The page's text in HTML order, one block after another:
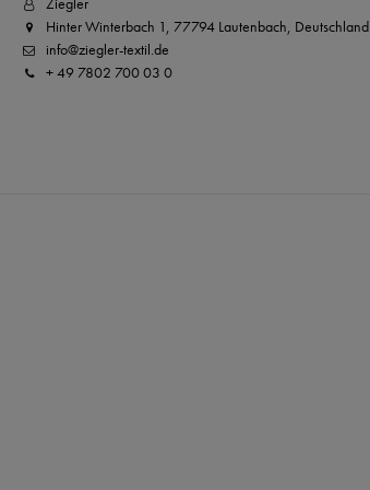
Hinter Winterbach 1, 77794 Lautenbach, Deutschland
info@ziegler-textil.de
+ 49 7802 700 03 0